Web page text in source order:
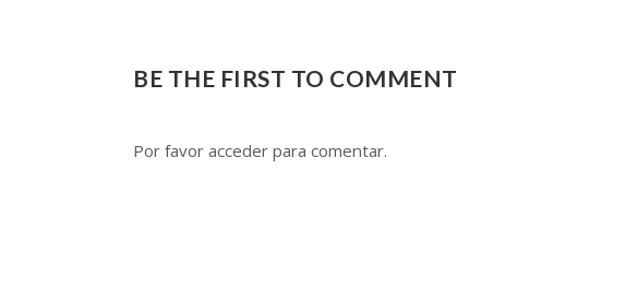
BE THE FIRST TO COMMENT
Por favor acceder para comentar.